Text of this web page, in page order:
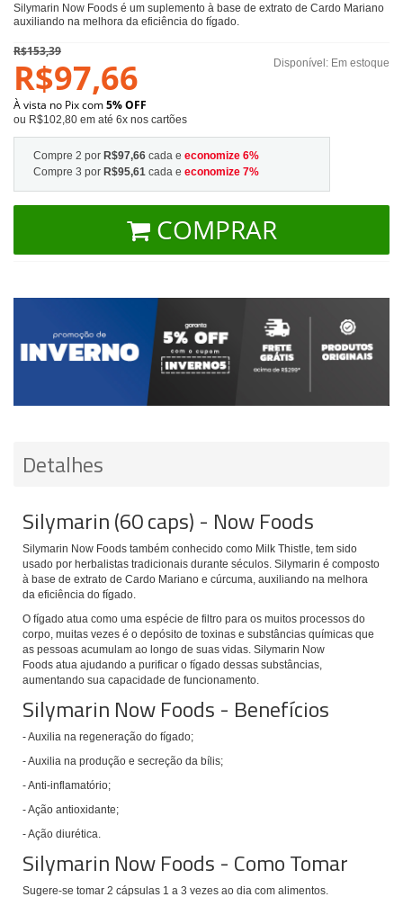
Silymarin Now Foods é um suplemento à base de extrato de Cardo Mariano
auxiliando na melhora da eficiência do fígado.
Disponível: Em estoque
R$153,39
R$97,66
À vista no Pix com5% OFF
ou R$102,80 em até 6x nos cartões
Compre 2 por R$97,66 cada e economize 6%
Compre 3 por R$95,61 cada e economize 7%
COMPRAR
Detalhes
Silymarin (60 caps) - Now Foods
Silymarin Now Foods também conhecido como Milk Thistle, tem sido
usado por herbalistas tradicionais durante séculos. Silymarin é composto
à base de extrato de Cardo Mariano e cúrcuma , auxiliando na melhora
da eficiência do fígado.
O fígado atua como uma espécie de filtro para os muitos processos do
corpo, muitas vezes é o depósito de toxinas e substâncias químicas que
as pessoas acumulam ao longo de suas vidas. Silymarin Now
Foods atua ajudando a purificar o fígado dessas substâncias,
aumentando sua capacidade de funcionamento.
Silymarin Now Foods - Benefícios
- Auxilia na regeneração do fígado;
- Auxilia na produção e secreção da bílis;
- Anti-inflamatório;
- Ação antioxidante;
- Ação diurética.
Silymarin Now Foods - Como Tomar
Sugere-se tomar 2 cápsulas 1 a 3 vezes ao dia com alimentos.